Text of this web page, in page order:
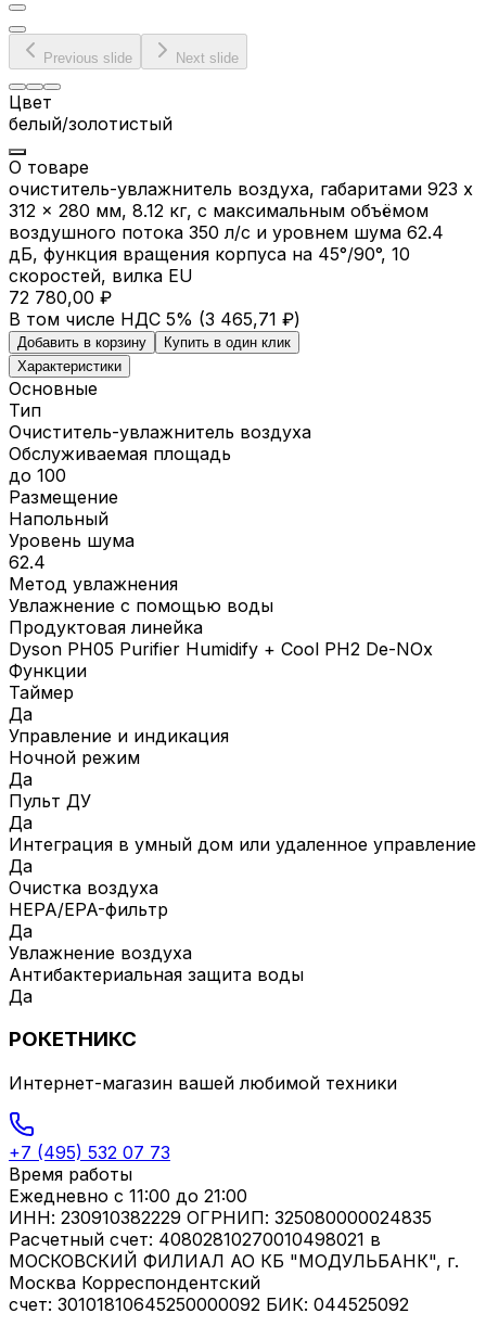
Previous slide Next slide
Цвет
белый/золотистый
О товаре
очиститель-увлажнитель воздуха, габаритами 923 x
312 x 280 мм, 8.12 кг, с максимальным объёмом
воздушного потока 350 л/с и уровнем шума 62.4
дБ, функция вращения корпуса на 45°/90°, 10
скоростей, вилка EU
72 780,00 ₽
В том числе НДС 5% (3 465,71 ₽)
Добавить в корзину
Купить в один клик
Характеристики
Основные
Тип
Очиститель-увлажнитель воздуха
Обслуживаемая площадь
до 100
Размещение
Напольный
Уровень шума
62.4
Метод увлажнения
Увлажнение с помощью воды
Продуктовая линейка
Dyson PH05 Purifier Humidify + Cool PH2 De-NOx
Функции
Таймер
Да
Управление и индикация
Ночной режим
Да
Пульт ДУ
Да
Интеграция в умный дом или удаленное управление
Да
Очистка воздуха
HEPA/EPA-фильтр
Да
Увлажнение воздуха
Антибактериальная защита воды
Да
РОКЕТНИКС
Интернет-магазин вашей любимой техники
+7 (495) 532 07 73
Время работы
Ежедневно с 11:00 до 21:00
ИНН: 230910382229 ОГРНИП: 325080000024835
Расчетный счет: 40802810270010498021 в
МОСКОВСКИЙ ФИЛИАЛ АО КБ "МОДУЛЬБАНК", г.
Москва Корреспондентский
счет: 30101810645250000092 БИК: 044525092